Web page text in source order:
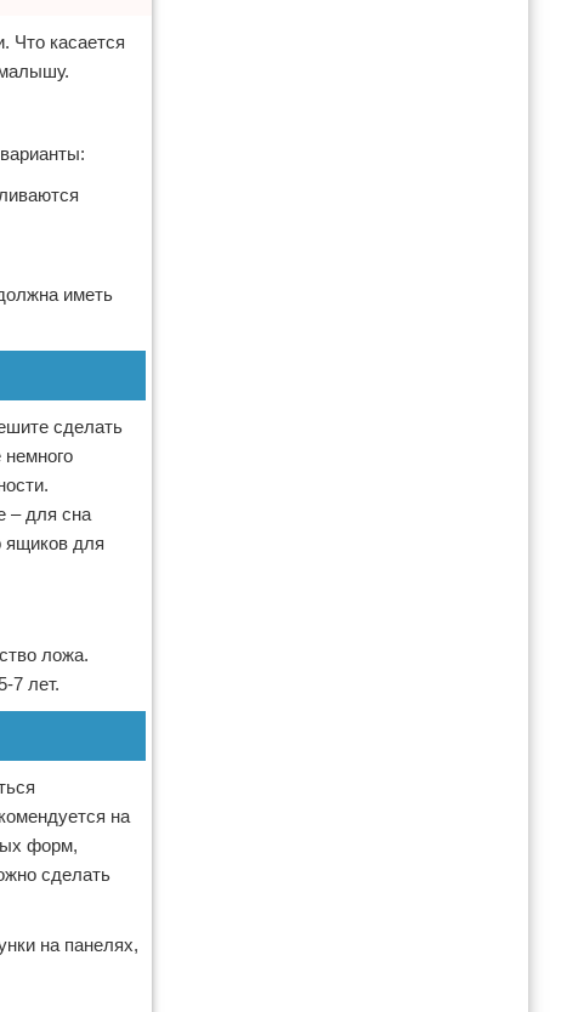
Что касается
иметь
сделать
– для сна
ящиков для
ложа.
7 лет.
на
форм,
сделать
на панелях,